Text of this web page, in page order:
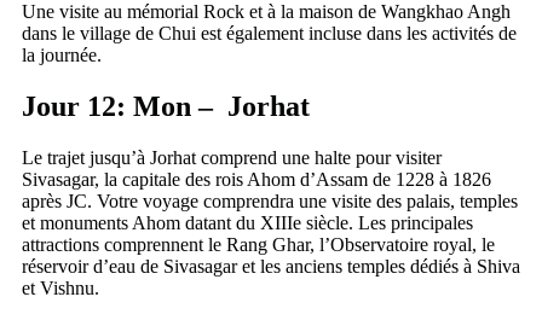
Une visite au mémorial Rock et à la maison de Wangkhao Angh
dans le village de Chui est également incluse dans les activités de
la journée.
Jour 12: Mon – Jorhat
Le trajet jusqu’à Jorhat comprend une halte pour visiter
Sivasagar, la capitale des rois Ahom d’Assam de 1228 à 1826
après JC. Votre voyage comprendra une visite des palais, temples
et monuments Ahom datant du XIIIe siècle. Les principales
attractions comprennent le Rang Ghar, l’Observatoire royal, le
réservoir d’eau de Sivasagar et les anciens temples dédiés à Shiva
et Vishnu.